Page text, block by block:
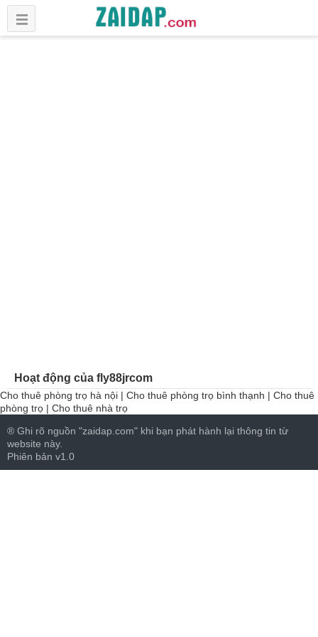
Hoạt động của fly88jrcom
Cho thuê phòng trọ hà nội | Cho thuê phòng trọ bình thạnh | Cho thuê
phòng trọ | Cho thuê nhà trọ
® Ghi rõ nguồn "zaidap.com" khi bạn phát hành lại thông tin từ
website này.
Phiên bản v1.0